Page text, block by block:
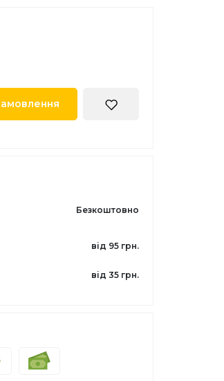
Безкоштовно
від 95 грн.
від 35 грн.